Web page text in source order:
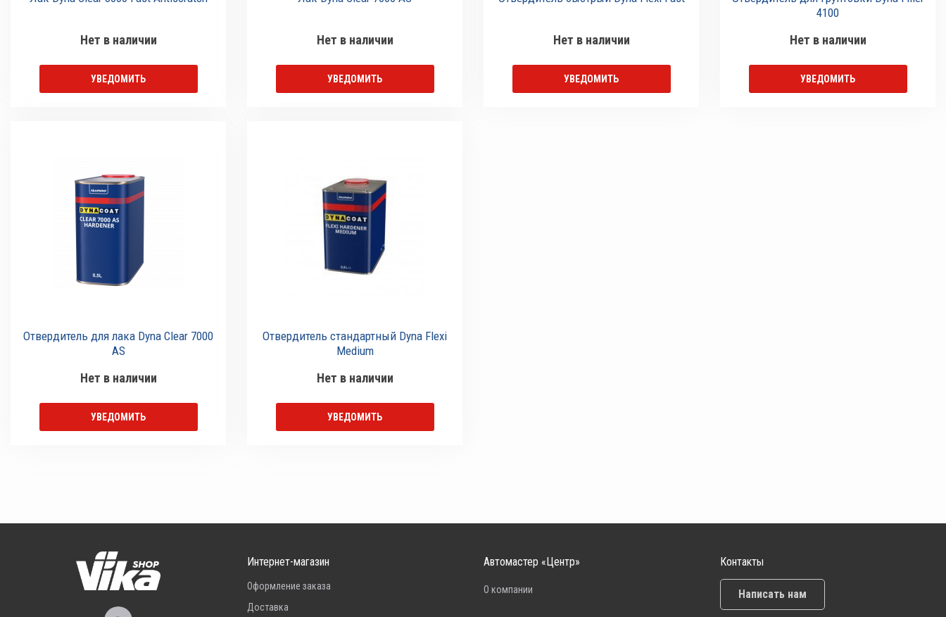
Нет в наличии
УВЕДОМИТЬ
Нет в наличии
УВЕДОМИТЬ
Нет в наличии
УВЕДОМИТЬ
4100
Нет в наличии
УВЕДОМИТЬ
Отвердитель для лака Dyna Clear 7000
AS
Нет в наличии
УВЕДОМИТЬ
Отвердитель стандартный Dyna Flexi
Medium
Нет в наличии
УВЕДОМИТЬ
Интернет-магазин
Оформление заказа
Доставка
Автомастер «Центр»
О компании
Контакты
Написать нам